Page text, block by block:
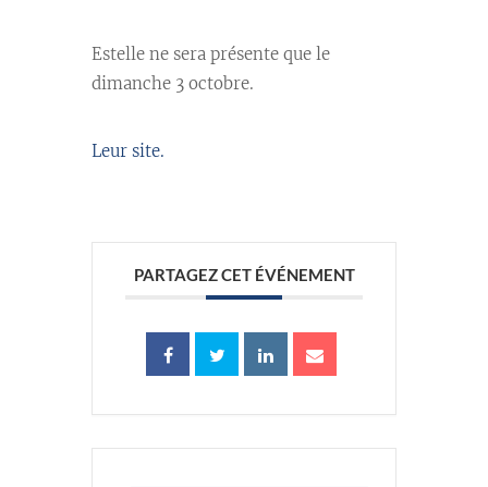
Estelle ne sera présente que le
dimanche 3 octobre.
Leur site.
PARTAGEZ CET ÉVÉNEMENT